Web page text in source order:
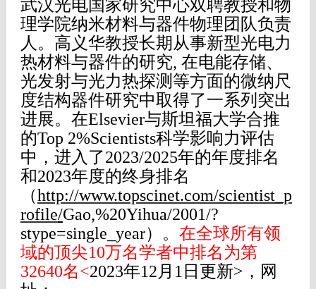
武汉光电国家研究中心双聘教授和物
理学院纳米材料与器件物理团队负责
人。高义华教授长期从事新型光电力
热材料与器件的研究, 在电能存储、
光发射与光力热探测等方面的微纳尺
度结构器件研究中取得了一系列突出
进展。在Elsevier与斯坦福大学合推
的Top 2%Scientists科学影响力评估
中，进入了2023/2025年的年度排名
和2023年度的终身排名
（http://www.topscinet.com/scientist_p
rofile/Gao,%20Yihua/2001/?
stype=single_year） 。 在全球所有领
域的顶尖10万名学者中排名为第
32640名<2023年12月1日更新>，网